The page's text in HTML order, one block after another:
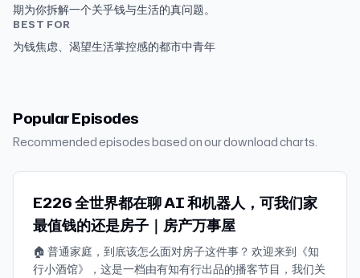
期为你拆解一个关乎钱与生活的真问题。
BEST FOR
为钱焦虑、渴望生活掌控感的都市中青年
Popular Episodes
Recommended episodes based on our download charts.
E226 全世界都在聊 AI 和机器人，可我们家
最值钱的还是房子｜房产万事屋
🏠 普通家庭，到底该怎么面对房子这件事？ 欢迎来到《知
行小酒馆》，这是一档由有知有行出品的播客节目，我们关